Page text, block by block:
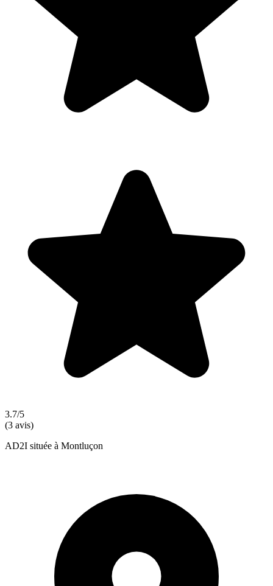
3.7/5
(3 avis)
AD2I située à Montluçon